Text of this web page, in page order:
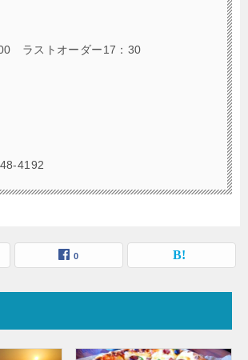
ラストオーダー17：30
4192
0